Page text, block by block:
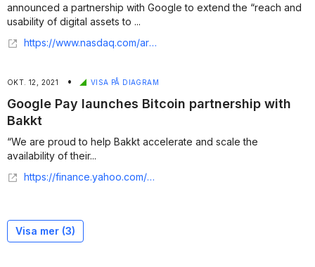
announced a partnership with Google to extend the “reach and
usability of digital assets to ...
https://www.nasdaq.com/articles/google-partners-with-bitcoin-and-crypto-marketplace-bakkt-2021-10-11
OKT. 12, 2021 • VISA PÅ DIAGRAM
Google Pay launches Bitcoin partnership with
Bakkt
“We are proud to help Bakkt accelerate and scale the
availability of their...
https://finance.yahoo.com/news/google-pay-launches-bitcoin-partnership-083709348.html
Visa mer (3)